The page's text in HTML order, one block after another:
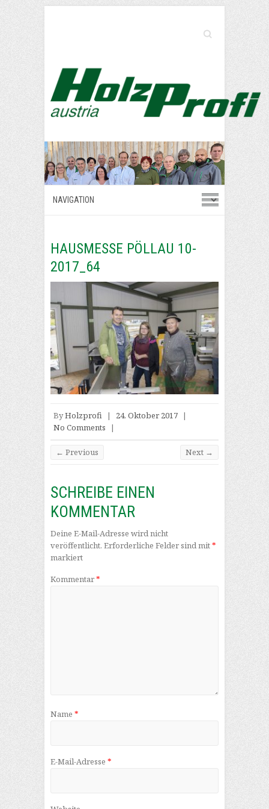
Search
HAUSMESSE PÖLLAU 10-
2017_64
ByHolzprofi | 24. Oktober 2017 |
No Comments
|
← Previous Next →
SCHREIBE EINEN
KOMMENTAR
Deine E-Mail-Adresse wird nicht
veröffentlicht. Erforderliche Felder sind mit*
markiert
Kommentar*
Name *
E-Mail-Adresse *